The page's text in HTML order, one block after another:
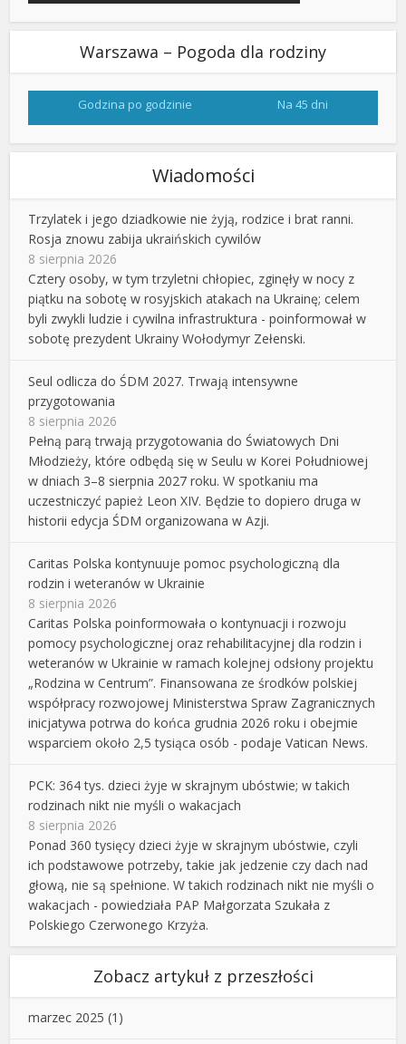
Warszawa – Pogoda dla rodziny
Godzina po godzinie Na 45 dni
Wiadomości
Trzylatek i jego dziadkowie nie żyją, rodzice i brat ranni.
Rosja znowu zabija ukraińskich cywilów
8 sierpnia 2026
Cztery osoby, w tym trzyletni chłopiec, zginęły w nocy z
piątku na sobotę w rosyjskich atakach na Ukrainę; celem
byli zwykli ludzie i cywilna infrastruktura - poinformował w
sobotę prezydent Ukrainy Wołodymyr Zełenski.
Seul odlicza do ŚDM 2027. Trwają intensywne
przygotowania
8 sierpnia 2026
Pełną parą trwają przygotowania do Światowych Dni
Młodzieży, które odbędą się w Seulu w Korei Południowej
w dniach 3–8 sierpnia 2027 roku. W spotkaniu ma
uczestniczyć papież Leon XIV. Będzie to dopiero druga w
historii edycja ŚDM organizowana w Azji.
Caritas Polska kontynuuje pomoc psychologiczną dla
rodzin i weteranów w Ukrainie
8 sierpnia 2026
Caritas Polska poinformowała o kontynuacji i rozwoju
pomocy psychologicznej oraz rehabilitacyjnej dla rodzin i
weteranów w Ukrainie w ramach kolejnej odsłony projektu
„Rodzina w Centrum”. Finansowana ze środków polskiej
współpracy rozwojowej Ministerstwa Spraw Zagranicznych
inicjatywa potrwa do końca grudnia 2026 roku i obejmie
wsparciem około 2,5 tysiąca osób - podaje Vatican News.
PCK: 364 tys. dzieci żyje w skrajnym ubóstwie; w takich
rodzinach nikt nie myśli o wakacjach
8 sierpnia 2026
Ponad 360 tysięcy dzieci żyje w skrajnym ubóstwie, czyli
ich podstawowe potrzeby, takie jak jedzenie czy dach nad
głową, nie są spełnione. W takich rodzinach nikt nie myśli o
wakacjach - powiedziała PAP Małgorzata Szukała z
Polskiego Czerwonego Krzyża.
Zobacz artykuł z przeszłości
marzec 2025 (1)